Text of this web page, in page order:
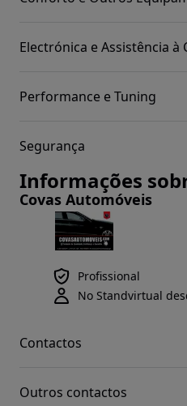
Electrónica e Assistência à
Performance e Tuning
Segurança
Informações
Covas Automóveis
Profissional
No Standvirtual
Contactos
Outros contactos